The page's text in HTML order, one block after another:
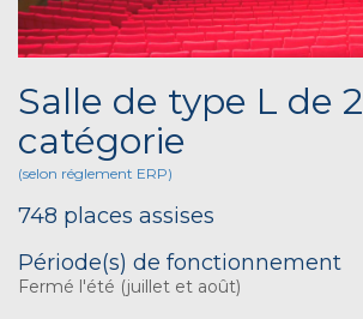
Salle de type L de 2
catégorie
(selon réglement ERP)
748 places assises
Période(s) de fonctionnement
Fermé l'été (juillet et août)